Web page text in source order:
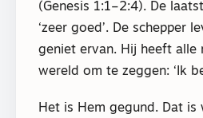
(Genesis 1:1–2:4). De
‘zeer goed’. De schepper
geniet ervan. Hij heeft alle
wereld om te zeggen: ‘Ik
Het is Hem gegund. Dat